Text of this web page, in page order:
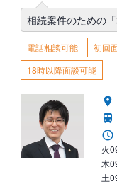
相続案件のための
電話相談可能 初回
18時以降面談可能
火
木
土